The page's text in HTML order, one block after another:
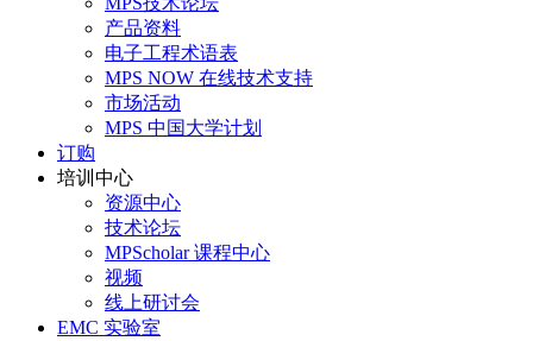
产品资料
电子工程术语表
MPS NOW 在线技术支持
市场活动
MPS 中国大学计划
订购
培训中心
资源中心
技术论坛
MPScholar 课程中心
视频
线上研讨会
EMC 实验室